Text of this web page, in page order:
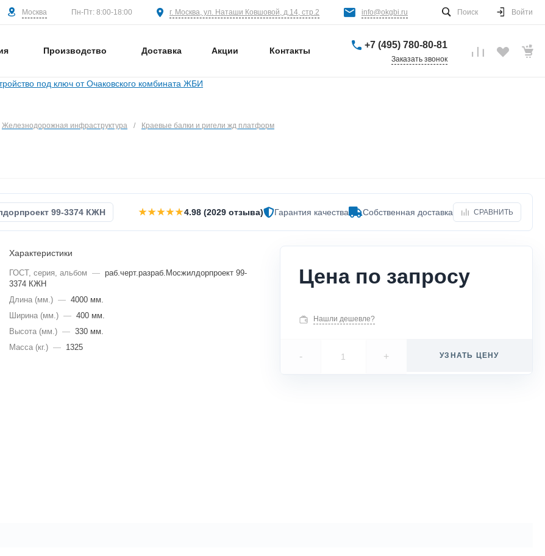
Москва Пн-Пт: 8:00-18:00 г. Москва, ул. Наташи Ковшовой, д.14, стр.2 info@okgbi.ru Поиск Войти
Производство Доставка Акции Контакты
+7 (495) 780-80-81
Заказать звонок
Железнодорожная инфраструктура / Краевые балки и ригели жд платформ
99-3374 КЖН ★★★★★4.98 (2029 отзыва) Гарантия качества Собственная доставка СРАВНИТЬ
Характеристики
ГОСТ, серия, альбом — раб.черт.разраб.Мосжилдорпроект 99-
3374 КЖН
Длина (мм.) — 4000 мм.
Ширина (мм.) — 400 мм.
Высота (мм.) — 330 мм.
Масса (кг.) — 1325
Цена по запросу
Нашли дешевле?
- + УЗНАТЬ ЦЕНУ